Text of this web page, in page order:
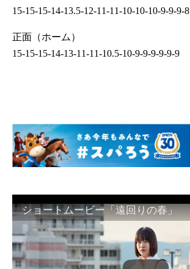
15-15-15-14-13.5-12-11-11-10-10-10-9-9-9-8
正面（ホーム）
15-15-15-14-13-11-11-10.5-10-9-9-9-9-9-9
ショートムービー「遠回りの春」